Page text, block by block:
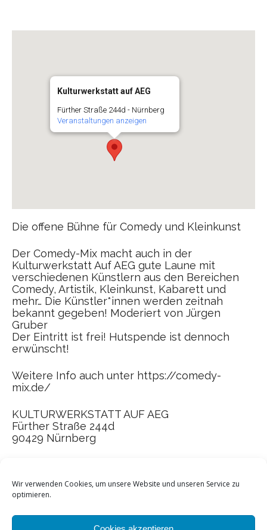
Wir verwenden Cookies, um unsere Website und unseren Service zu
optimieren.
Kulturwerkstatt auf AEG
Fürther Straße 244d - Nürnberg
Veranstaltungen anzeigen
Die offene Bühne für Comedy und Kleinkunst
Der Comedy-Mix macht auch in der
Kulturwerkstatt Auf AEG gute Laune mit
verschiedenen Künstlern aus den Bereichen
Comedy, Artistik, Kleinkunst, Kabarett und
mehr… Die Künstler*innen werden zeitnah
bekannt gegeben! Moderiert von Jürgen
Gruber
Der Eintritt ist frei! Hutspende ist dennoch
erwünscht!
Weitere Info auch unter https://comedy-
mix.de/
KULTURWERKSTATT AUF AEG
Fürther Straße 244d
90429 Nürnberg